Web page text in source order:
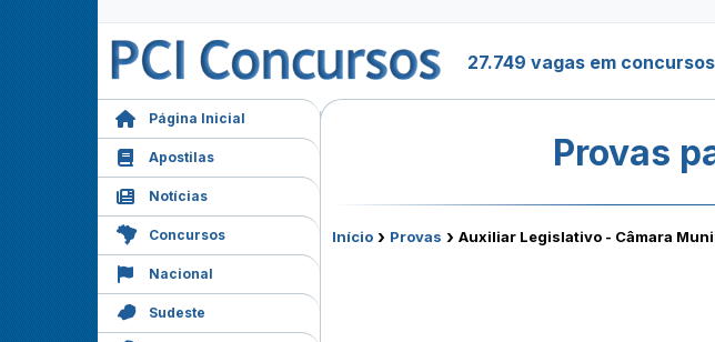
27.749 vagas em concursos
Página Inicial
Apostilas
Notícias
Concursos
Nacional
Sudeste
Provas
Início › Provas › Auxiliar Legislativo - Câmara